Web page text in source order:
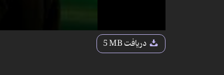
دریافت5 MB